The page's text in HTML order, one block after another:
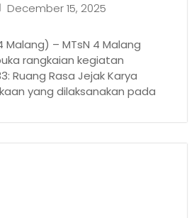
December 15, 2025
Malang) – MTsN 4 Malang
rangkaian kegiatan
Ruang Rasa Jejak Karya
yang dilaksanakan pada